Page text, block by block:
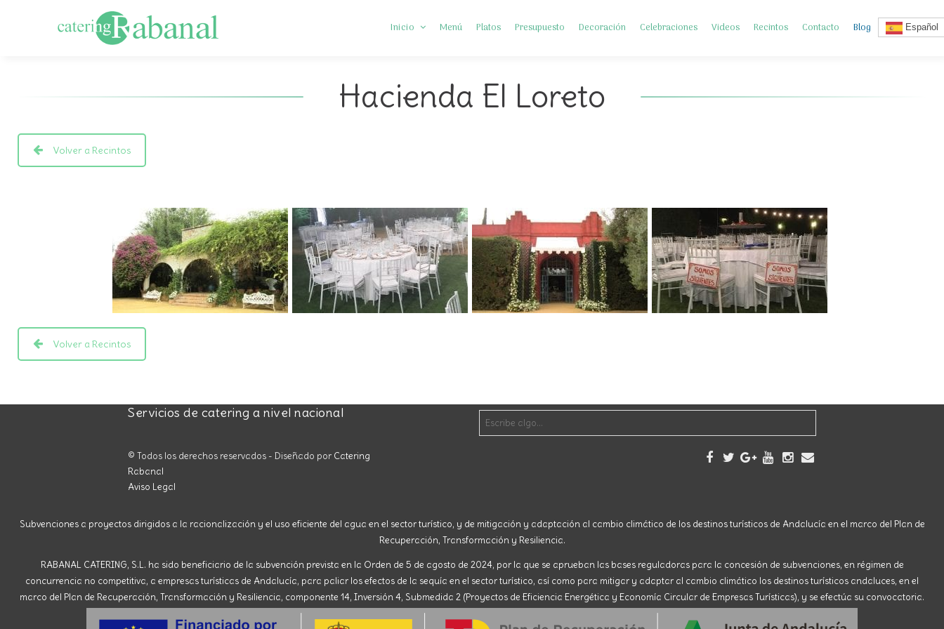
Inicio
Somos Diferentes
Menú Platos Presupuesto Decoración Celebraciones Videos Recintos Contacto Blog Español
Hacienda El Loreto
Volver a Recintos
Volver a Recintos
Servicios de catering a nivel nacional
© Todos los derechos reservados - Diseñado por Catering
Rabanal
Aviso Legal
Subvenciones a proyectos dirigidos a la racionalización y el uso eficiente del agua en el sector turístico, y de mitigación y adaptación al cambio climático de los destinos turísticos de Andalucía en el marco del Plan de
Recuperación, Transformación y Resiliencia.
RABANAL CATERING, S.L. ha sido beneficiario de la subvención prevista en la Orden de 5 de agosto de 2024, por la que se aprueban las bases reguladoras para la concesión de subvenciones, en régimen de
concurrencia no competitiva, a empresas turísticas de Andalucía, para paliar los efectos de la sequía en el sector turístico, así como para mitigar y adaptar al cambio climático los destinos turísticos andaluces, en el
marco del Plan de Recuperación, Transformación y Resiliencia, componente 14, Inversión 4, Submedida 2 (Proyectos de Eficiencia Energética y Economía Circular de Empresas Turísticas), y se efectúa su convocatoria.